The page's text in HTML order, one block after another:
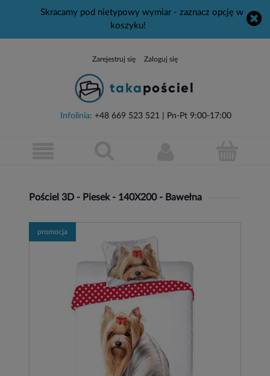
Skracamy pod nietypowy wymiar - zaznacz opcję w
koszyku!
Zarejestruj się Zaloguj się
Infolinia: +48 669 523 521 | Pn-Pt 9:00-17:00
Pościel 3D - Piesek - 140X200 - Bawełna
promocja